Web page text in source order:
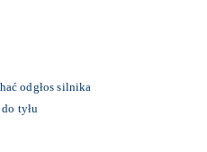
odgłos silnika
tyłu